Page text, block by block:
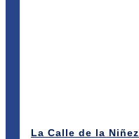
La Calle de la Niñez